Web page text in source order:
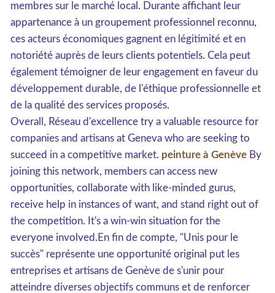
membres sur le marché local. Durante affichant leur
appartenance à un groupement professionnel reconnu,
ces acteurs économiques gagnent en légitimité et en
notoriété auprès de leurs clients potentiels. Cela peut
également témoigner de leur engagement en faveur du
développement durable, de l'éthique professionnelle et
de la qualité des services proposés.
Overall, Réseau d'excellence try a valuable resource for
companies and artisans at Geneva who are seeking to
succeed in a competitive market. peinture à Genève By
joining this network, members can access new
opportunities, collaborate with like-minded gurus,
receive help in instances of want, and stand right out of
the competition. It's a win-win situation for the
everyone involved.En fin de compte, "Unis pour le
succès" représente une opportunité original put les
entreprises et artisans de Genève de s'unir pour
atteindre diverses objectifs communs et de renforcer